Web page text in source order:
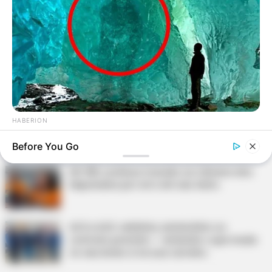
Agente de Saúde é indiciada por falsificar
visitas que nunca aconteceram.
Terceiro lote da restituição do IR paga R$
4,61 bilhões para 2,7 milhões de
contribuintes.
passo a passo para conseguir o benefício.
HABERION
Before You Go